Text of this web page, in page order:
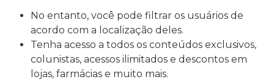
No entanto, você pode filtrar os usuários de
acordo com a localização deles.
Tenha acesso a todos os conteúdos exclusivos,
colunistas, acessos ilimitados e descontos em
lojas, farmácias e muito mais.